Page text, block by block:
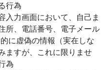
行為
入力画面において、自己ま
所、電話番号、電子メール
に虚偽の情報（実在しな
ますが、これに限りませ
為